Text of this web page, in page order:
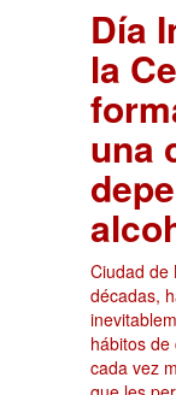
Día
la
una
Ciudad de
décadas,
hábitos
cada vez